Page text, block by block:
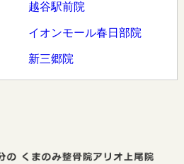
越谷駅前院
イオンモール春日部院
新三郷院